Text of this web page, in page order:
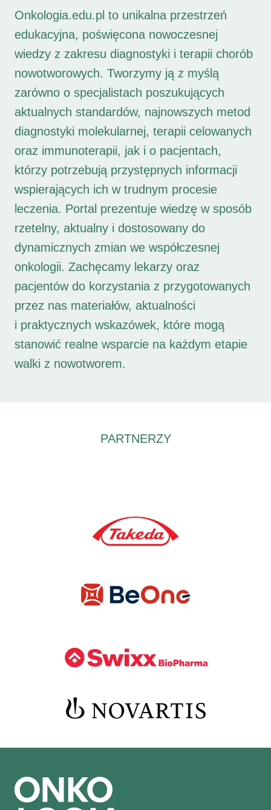
Onkologia.edu.pl to unikalna przestrzeń
edukacyjna, poświęcona nowoczesnej
wiedzy z zakresu diagnostyki i terapii chorób
nowotworowych. Tworzymy ją z myślą
zarówno o specjalistach poszukujących
aktualnych standardów, najnowszych metod
diagnostyki molekularnej, terapii celowanych
oraz immunoterapii, jak i o pacjentach,
którzy potrzebują przystępnych informacji
wspierających ich w trudnym procesie
leczenia. Portal prezentuje wiedzę w sposób
rzetelny, aktualny i dostosowany do
dynamicznych zmian we współczesnej
onkologii. Zachęcamy lekarzy oraz
pacjentów do korzystania z przygotowanych
przez nas materiałów, aktualności
i praktycznych wskazówek, które mogą
stanowić realne wsparcie na każdym etapie
walki z nowotworem.
PARTNERZY